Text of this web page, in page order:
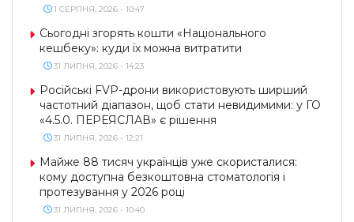
1 СЕРПНЯ, 2026 - 10:47
Сьогодні згорять кошти «Національного
кешбеку»: куди їх можна витратити
31 ЛИПНЯ, 2026 - 14:23
Російські FVP-дрони використовують ширший
частотний діапазон, щоб стати невидимими: у ГО
«4.5.0. ПЕРЕЯСЛАВ» є рішення
31 ЛИПНЯ, 2026 - 12:21
Майже 88 тисяч українців уже скористалися:
кому доступна безкоштовна стоматологія і
протезування у 2026 році
31 ЛИПНЯ, 2026 - 10:40